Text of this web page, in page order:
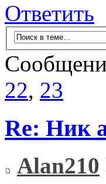
Ответить
22, 23
Re: Ник
Alan210